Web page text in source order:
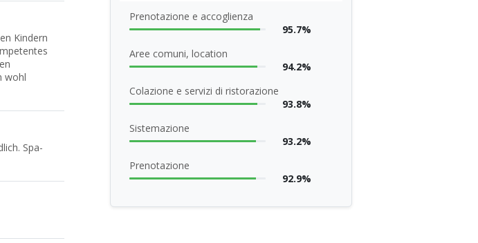
Kindern
wohl
Spa-
Prenotazione e accoglienza
95.7%
Aree comuni, location
94.2%
Colazione e servizi di ristorazione
93.8%
Sistemazione
93.2%
Prenotazione
92.9%